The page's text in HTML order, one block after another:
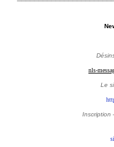
nls-
Le
Inscription